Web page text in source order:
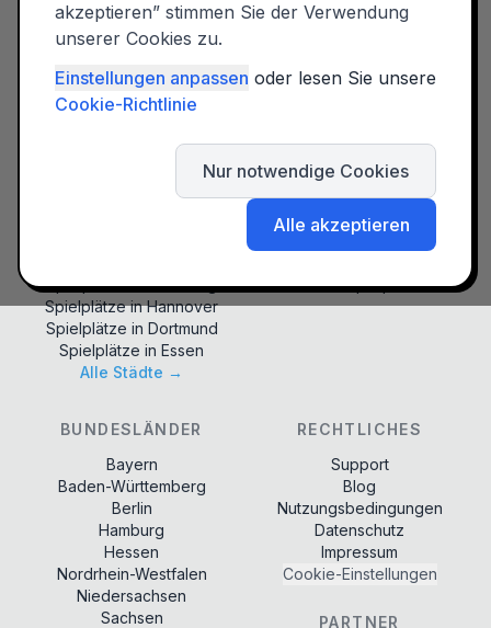
akzeptieren” stimmen Sie der Verwendung
unserer Cookies zu.
Einstellungen anpassen oder lesen Sie unsere
Cookie-Richtlinie
Nur notwendige Cookies
Alle akzeptieren
Copyright © 2026 - Alle Rechte
BELIEBTE STÄDTE
Spielplätze inMünchen
Hamburg
Stuttgart
Spielplätze inNürnberg
Spielplätze inHannover
Spielplätze in Dortmund
Spielplätze in Essen
Alle Städte →
KATEGORIEN
Naturspielplatz
Kletterpark
Matschspielplatz
Musikspielplatz
Winterspielplatz
BUNDESLÄNDER
Bayern
Baden-Württemberg
Berlin
Hamburg
Hessen
Nordrhein-Westfalen
Niedersachsen
Sachsen
RECHTLICHES
Support
Blog
Nutzungsbedingungen
Datenschutz
Impressum
Cookie-Einstellungen
PARTNER